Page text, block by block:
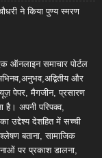
ने किया पुण्य स्मरण
ऑनलाइन समाचार पोर्टल
और
पेपर, मैगजीन, प्रसारण
है। अपनी परिपक्व,
उद्देश्य देशहित में सच्ची
बताना, सामाजिक
पर प्रकाश डालना,